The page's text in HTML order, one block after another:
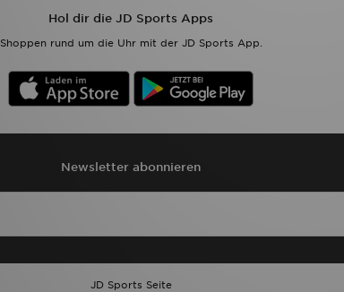
Hol dir die JD Sports Apps
Shoppen rund um die Uhr mit der JD Sports App.
Newsletter abonnieren
JD Sports Seite